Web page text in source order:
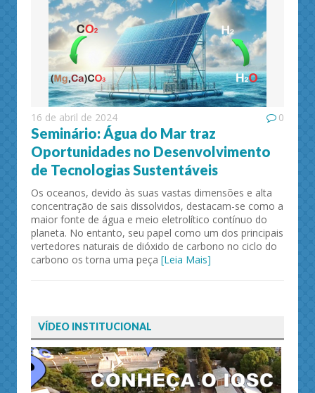
16 de abril de 2024 0
Seminário: Água do Mar traz
Oportunidades no Desenvolvimento
de Tecnologias Sustentáveis
Os oceanos, devido às suas vastas dimensões e alta
concentração de sais dissolvidos, destacam-se como a
maior fonte de água e meio eletrolítico contínuo do
planeta. No entanto, seu papel como um dos principais
vertedores naturais de dióxido de carbono no ciclo do
carbono os torna uma peça [Leia Mais]
VÍDEO INSTITUCIONAL